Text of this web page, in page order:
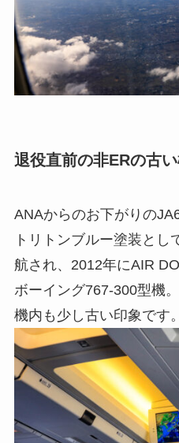
退役直前の非ERの古
ANAからのお下がりの
トリトンブルー塗装とし
航され、2012年にAIR
ボーイング767-300型機。
機内も少し古い印象です。